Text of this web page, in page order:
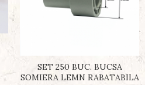
SET 250 BUC. BUCSA
SOMIERA LEMN RABATABILA